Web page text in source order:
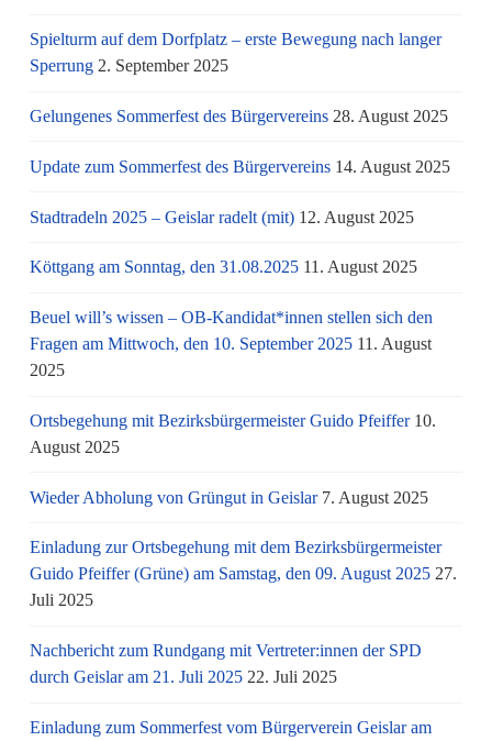
Spielturm auf dem Dorfplatz – erste Bewegung nach langer
Sperrung 2. September 2025
Gelungenes Sommerfest des Bürgervereins 28. August 2025
Update zum Sommerfest des Bürgervereins 14. August 2025
Stadtradeln 2025 – Geislar radelt (mit) 12. August 2025
Köttgang am Sonntag, den 31.08.2025 11. August 2025
Beuel will’s wissen – OB-Kandidat*innen stellen sich den
Fragen am Mittwoch, den 10. September 2025 11. August
2025
Ortsbegehung mit Bezirksbürgermeister Guido Pfeiffer 10.
August 2025
Wieder Abholung von Grüngut in Geislar 7. August 2025
Einladung zur Ortsbegehung mit dem Bezirksbürgermeister
Guido Pfeiffer (Grüne) am Samstag, den 09. August 2025 27.
Juli 2025
Nachbericht zum Rundgang mit Vertreter:innen der SPD
durch Geislar am 21. Juli 2025 22. Juli 2025
Einladung zum Sommerfest vom Bürgerverein Geislar am